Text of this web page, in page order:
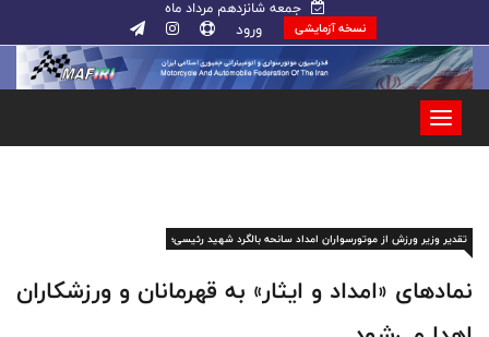
جمعه شانزدهم مرداد ماه
نسخه آزمایشی ورود
تقدیر وزیر ورزش از موتورسواران امداد سانحه بالگرد شهید رئیسی؛
نمادهای «امداد و ایثار» به قهرمانان و ورزشکاران